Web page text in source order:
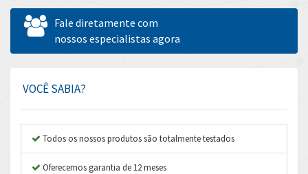
Allen West
Amperite
Amplicon Liveline
Apex Dynamics
Asco Numatics
Fale diretamente com
nossos especialistas agora
VOCÊ SABIA?
Todos os nossos produtos são totalmente testados
Oferecemos garantia de 12 meses